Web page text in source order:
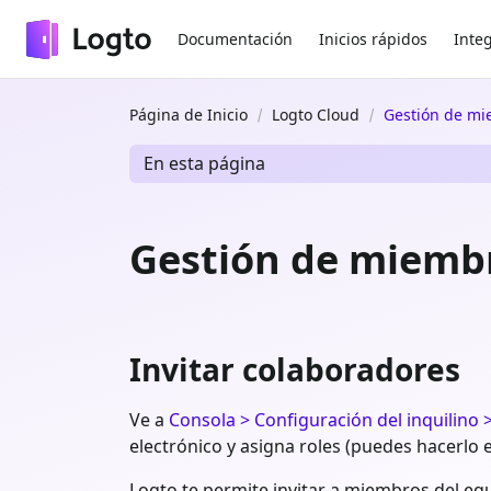
Documentación Inicios rápidos
Página de Inicio Logto Cloud Gestión de
En esta página
Gestión de
Invitar colaboradores
Ve a Consola > Configuración del inquilino
electrónico y asigna roles (puedes hacerlo